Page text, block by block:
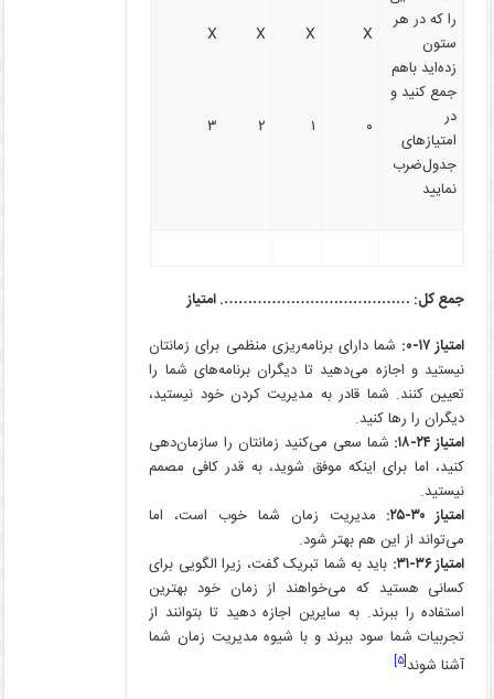
را که در هر
ستون
زده‌اید باهم
جمع کنید و
در
امتیازهای
جدول‌ضرب
نمایید
X
۰
X
۱
X
۲
X
۳
جمع کل: …………………………………. امتیاز
امتیاز ۱۷-۰:
شما دارای برنامه‌ریزی منظمی برای زمانتان
نیستید و اجازه می‌دهید تا دیگران برنامه‌های شما را
تعیین کنند. شما قادر به مدیریت کردن خود نیستید،
دیگران را رها کنید.
امتیاز ۲۴-۱۸:
شما سعی می‌کنید زمانتان را سازمان‌دهی
کنید، اما برای اینکه موفق شوید، به قدر کافی مصمم
نیستید.
امتیاز ۳۰-۲۵:
مدیریت زمان شما خوب است، اما
می‌تواند از این هم بهتر شود.
امتیاز ۳۶-۳۱:
باید به شما تبریک گفت، زیرا الگویی برای
کسانی هستید که می‌خواهند از زمان خود بهترین
استفاده را ببرند. به سایرین اجازه دهید تا بتوانند از
تجربیات شما سود ببرند و با شیوه مدیریت زمان شما
آشنا شوند[۵]